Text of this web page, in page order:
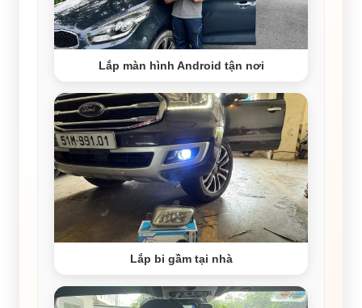
Lắp màn hình Android tận nơi
Lắp bi gầm tại nhà